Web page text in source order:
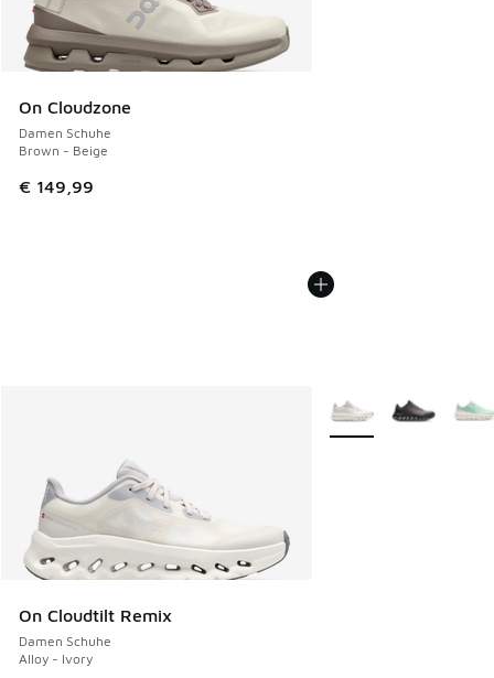
On Cloudzone
Damen Schuhe
Brown - Beige
€ 149,99
On Cloudtilt Remix
Damen Schuhe
Alloy - Ivory
Weitere Farben